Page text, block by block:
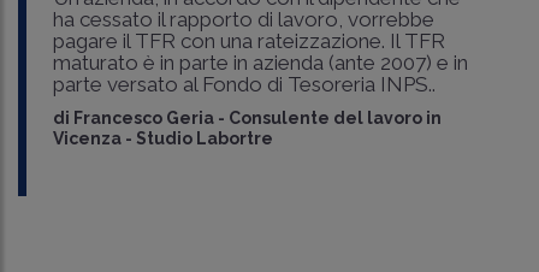
ha cessato il rapporto di lavoro, vorrebbe
pagare il TFR con una rateizzazione. Il TFR
maturato è in parte in azienda (ante 2007) e in
parte versato al Fondo di Tesoreria INPS..
di Francesco Geria - Consulente del lavoro in
Vicenza - Studio Labortre